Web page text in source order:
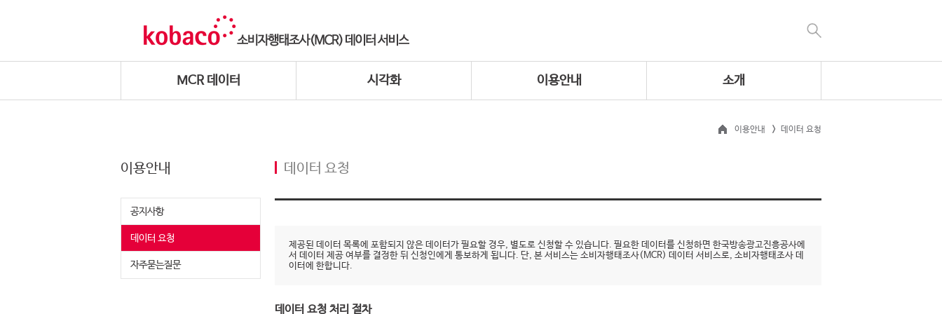
MCR 데이터 시각화 이용안내 소개
이용안내 데이터 요청
이용안내
공지사항
데이터 요청
자주묻는질문
데이터 요청
제공된 데이터 목록에 포함되지 않은 데이터가 필요할 경우, 별도로 신청할 수 있습니다. 필요한 데이터를 신청하면 한국방송광고진흥공사에
서 데이터 제공 여부를 결정한 뒤 신청인에게 통보하게 됩니다. 단, 본 서비스는 소비자행태조사(MCR) 데이터 서비스로, 소비자행태조사 데
이터에 한합니다.
데이터 요청 처리 절차